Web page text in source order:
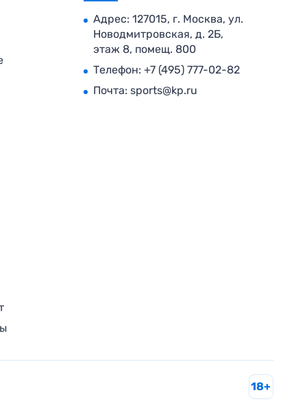
Адрес: 127015, г. Москва, ул.
Новодмитровская, д. 2Б,
этаж 8, помещ. 800
Телефон: +7 (495) 777-02-82
Почта: sports@kp.ru
18+